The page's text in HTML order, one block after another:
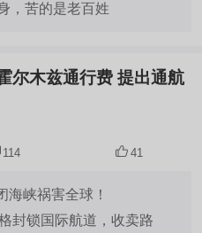
，苦的是老百姓
114 41
海峡祸害全球！
封锁国际航道，收卖路